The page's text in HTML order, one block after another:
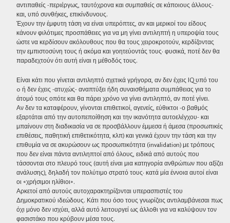
αντιπαθείς -περιέργως, ταυτόχρονα και συμπαθείς σε κάποιους άλλους-
και, υπό συνθήκες, επικίνδυνους.
Έχουν την έμφυτη τάση να είναι υπερόπτες, αν και μερικοί του είδους
κάνουν φιλότιμες προσπάθειες για να μη γίνει αντιληπτή η υπεροψία τους
ώστε να κερδίσουν ακόλουθους που θα τους χειροκροτούν, κερδίζοντας
την εμπιστοσύνη τους ή ακόμα και γοητεύοντάς τους· φυσικά, ποτέ δεν θα
παραδεχτούν ότι αυτή είναι η μέθοδός τους.
Είναι κάτι που γίνεται αντιληπτό σχετικά γρήγορα, αν δεν έχεις IQ υπό του
0 ή δεν έχεις -ατυχώς- αναπτύξει ήδη συναισθήματα συμπάθειας για το
άτομό τους οπότε και θα πάρει χρόνο να γίνει αντιληπτό, αν ποτέ γίνει.
Αν δεν τα καταφέρουν, γίνονται επιθετικοί, αγενείς, εύθικτοι -ο βαθμός
εξαρτάται από την αυτοπεποίθηση και την ικανότητα αυτοελέγχου- και
μπαίνουν στη διαδικασία να σε προσβάλλουν έμμεσα ή άμεσα (προσωπικές
επιθέσεις, παθητική επιθετικότητα, κλπ) και γενικά έχουν την τάση και την
επιθυμία να σε ακυρώσουν ως προσωπικότητα (invalidation) με τρόπους
που δεν είναι πάντα αντιληπτοί από όλους, ειδικά από αυτούς που
τάσσονται στο πλευρό τους (αυτή είναι μια κατηγορία ανθρώπων που αξίζει
ανάλυσης), δηλαδή τον πολύτιμο στρατό τους· κατά μία έννοια αυτοί είναι
οι «χρήσιμοι ηλίθιοι».
Αρκετοί από αυτούς αυτοχαρακτηρίζονται υπερασπιστές του
Δημοκρατικού ιδεώδους. Κάτι που όσο τους γνωρίζεις αντιλαμβάνεσαι πως
όχι μόνο δεν ισχύει, αλλά αυτό λειτουργεί ως άλλοθι για να καλύψουν τον
φασιστάκο που κρύβουν μέσα τους.